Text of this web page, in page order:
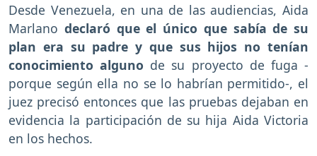
Desde Venezuela, en una de las audiencias, Aida
Marlano declaró que el único que sabía de su
plan era su padre y que sus hijos no tenían
conocimiento alguno de su proyecto de fuga -
porque según ella no se lo habrían permitido-, el
juez precisó entonces que las pruebas dejaban en
evidencia la participación de su hija Aida Victoria
en los hechos.